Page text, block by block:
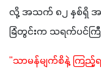
လို့ အသက် ၈၂ နှစ်ရှိ အ
"သာမန်မျက်စိနဲ့ ကြည့်